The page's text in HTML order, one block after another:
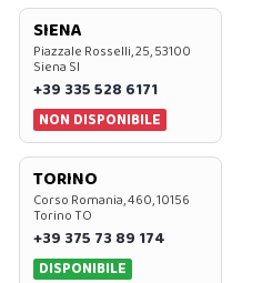
SIENA
Piazzale Rosselli, 25, 53100
Siena SI
+39 335 528 6171
NON DISPONIBILE
TORINO
Corso Romania, 460, 10156
Torino TO
+39 375 73 89 174
DISPONIBILE